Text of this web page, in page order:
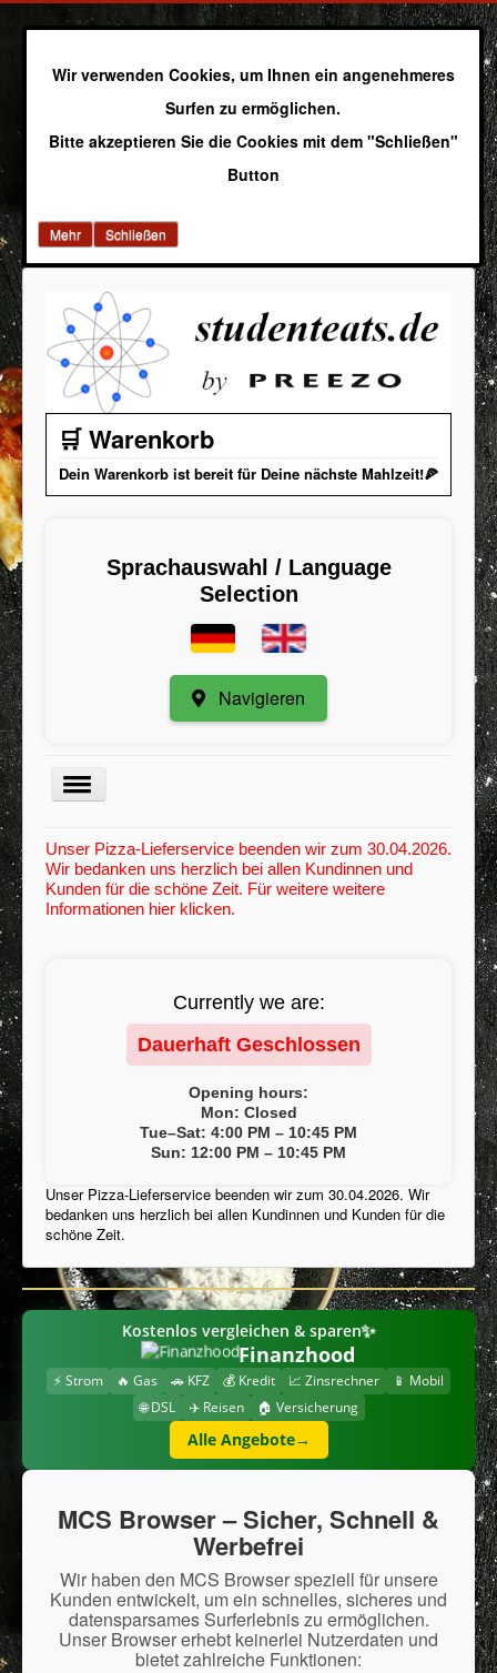
Wir verwenden Cookies, um Ihnen ein angenehmeres
Surfen zu ermöglichen.
Bitte akzeptieren Sie die Cookies mit dem "Schließen"
Button
Mehr Schließen
🛒 Warenkorb
Dein Warenkorb ist bereit für Deine nächste Mahlzeit!🍕
Sprachauswahl / Language
Selection
Navigieren
Menu
Kategorie
Registrieren
Mindestbestellwert
Kontakt / Anregungen
Inhaltsstoffe / Allergene
FAQ
Mein Konto
Speisekarte
Cookies Info
Unser Pizza-Lieferservice beenden wir zum 30.04.2026.
Wir bedanken uns herzlich bei allen Kundinnen und
Kunden für die schöne Zeit. Für weitere weitere
Informationen hier klicken.
Currently we are:
Dauerhaft Geschlossen
Opening hours:
Mon: Closed
Tue–Sat: 4:00 PM – 10:45 PM
Sun: 12:00 PM – 10:45 PM
Unser Pizza-Lieferservice beenden wir zum 30.04.2026. Wir
bedanken uns herzlich bei allen Kundinnen und Kunden für die
schöne Zeit.
Finanzhood
⚡ Strom 🔥 Gas 🚗 KFZ 💰 Kredit 📈 Zinsrechner
📱 Mobil
🌐 DSL
✈️ Reisen 🏠 Versicherung
Kostenlos vergleichen & sparen✨
Alle Angebote→
MCS Browser – Sicher, Schnell &
Werbefrei
Wir haben den MCS Browser speziell für unsere
Kunden entwickelt, um ein schnelles, sicheres und
datensparsames Surferlebnis zu ermöglichen.
Unser Browser erhebt keinerlei Nutzerdaten und
bietet zahlreiche Funktionen: